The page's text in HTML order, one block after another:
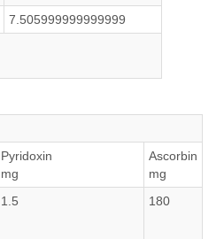
7.505999999999999
Pyridoxin
mg
Ascorbin
mg
1.5 180